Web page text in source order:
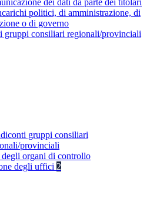
dei dati da parte dei titolari
politici, di amministrazione, di
o di governo
gruppi consiliari regionali/provinciali
gruppi consiliari
provinciali
organi di controllo
degli uffici 2